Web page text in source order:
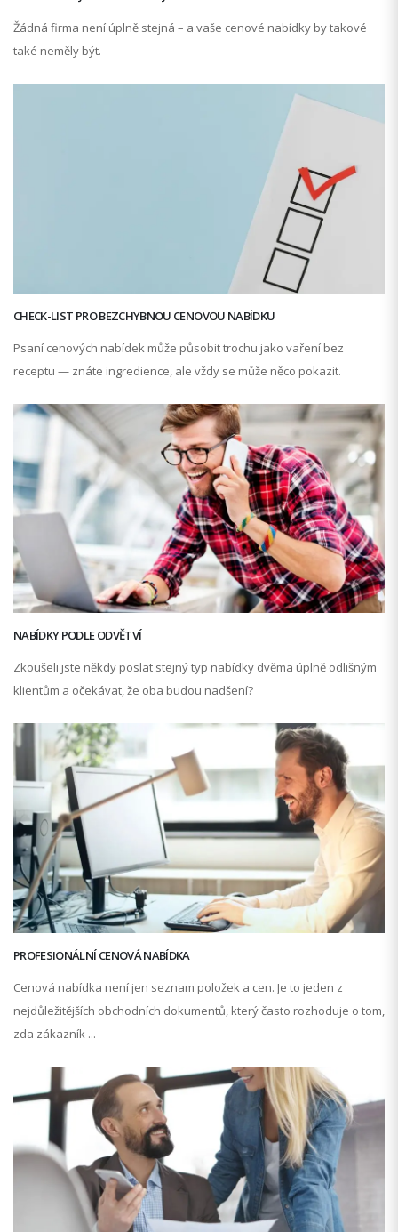
Žádná firma není úplně stejná – a vaše cenové nabídky by takové
také neměly být.
CHECK-LIST PRO BEZCHYBNOU CENOVOU NABÍDKU
Psaní cenových nabídek může působit trochu jako vaření bez
receptu — znáte ingredience, ale vždy se může něco pokazit.
NABÍDKY PODLE ODVĚTVÍ
Zkoušeli jste někdy poslat stejný typ nabídky dvěma úplně odlišným
klientům a očekávat, že oba budou nadšení?
PROFESIONÁLNÍ CENOVÁ NABÍDKA
Cenová nabídka není jen seznam položek a cen. Je to jeden z
nejdůležitějších obchodních dokumentů, který často rozhoduje o tom,
zda zákazník ...